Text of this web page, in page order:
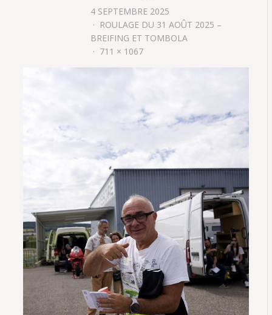
4 SEPTEMBRE 2025
ROULAGE DU 31 AOÛT 2025 –
BREIFING ET TOMBOLA
711 × 1067